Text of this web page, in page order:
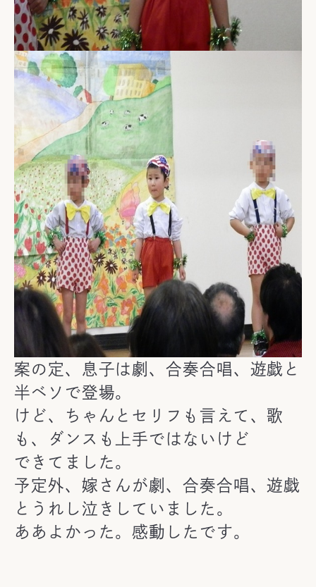
案の定、息子は劇、合奏合唱、遊戯と
半ベソで登場。
けど、ちゃんとセリフも言えて、歌
も、ダンスも上手ではないけど
できてました。
予定外、嫁さんが劇、合奏合唱、遊戯
とうれし泣きしていました。
ああよかった。感動したです。